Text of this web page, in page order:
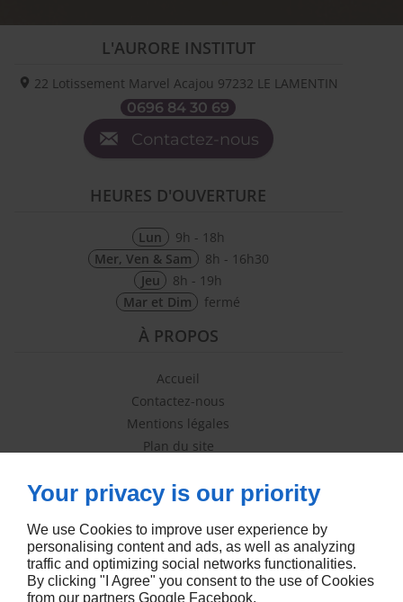
L'AURORE INSTITUT
22 Lotissement Marvel Acajou 97232 LE LAMENTIN
0696 84 30 69
Contactez-nous
HEURES D'OUVERTURE
Lun
9h - 18h
Mer, Ven & Sam
8h - 16h30
Jeu
8h - 19h
Mar et Dim
fermé
À PROPOS
Accueil
Contactez-nous
Mentions légales
Plan du site
SUIVEZ-NOUS
Your privacy is our priority
We use Cookies to improve user experience by
personalising content and ads, as well as analyzing
traffic and optimizing social networks functionalities.
By clicking "I Agree" you consent to the use of Cookies
from our partners Google Facebook.